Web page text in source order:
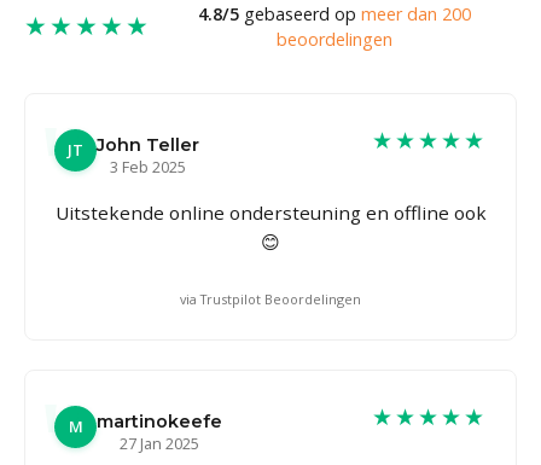
★★★★★ 4.8/5gebaseerd op meer dan 200
beoordelingen
JT
John Teller
3 Feb 2025
★★★★★
Uitstekende online ondersteuning en offline ook
😊
via Trustpilot Beoordelingen
M
martinokeefe
27 Jan 2025
★★★★★